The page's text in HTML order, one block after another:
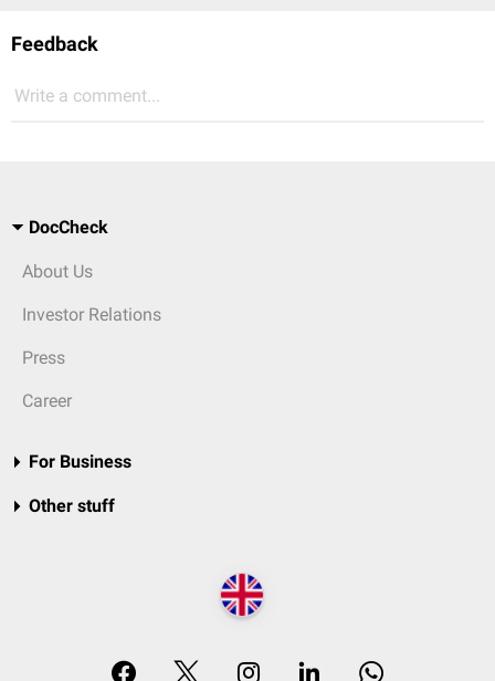
Feedback
Write a comment...
DocCheck
About Us
Investor Relations
Press
Career
For Business
Other stuff